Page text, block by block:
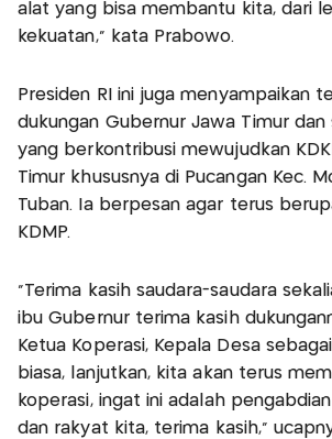
alat yang bisa membantu kita, dari
kekuatan," kata Prabowo.
Presiden RI ini juga menyampaikan
dukungan Gubernur Jawa Timur
yang berkontribusi mewujudkan
Timur khususnya di Pucangan Kec.
Tuban. Ia berpesan agar terus
KDMP.
"Terima kasih saudara-saudara
ibu Gubernur terima kasih
Ketua Koperasi, Kepala Desa
biasa, lanjutkan, kita akan terus
koperasi, ingat ini adalah
dan rakyat kita, terima kasih,"